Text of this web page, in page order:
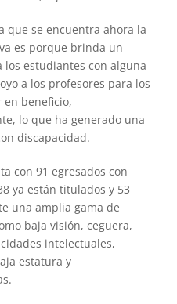
que se encuentra ahora la
es porque brinda un
estudiantes con alguna
a los profesores para los
en beneficio,
lo que ha generado una
discapacidad.
con 91 egresados con
ya están titulados y 53
una amplia gama de
baja visión, ceguera,
intelectuales,
estatura y